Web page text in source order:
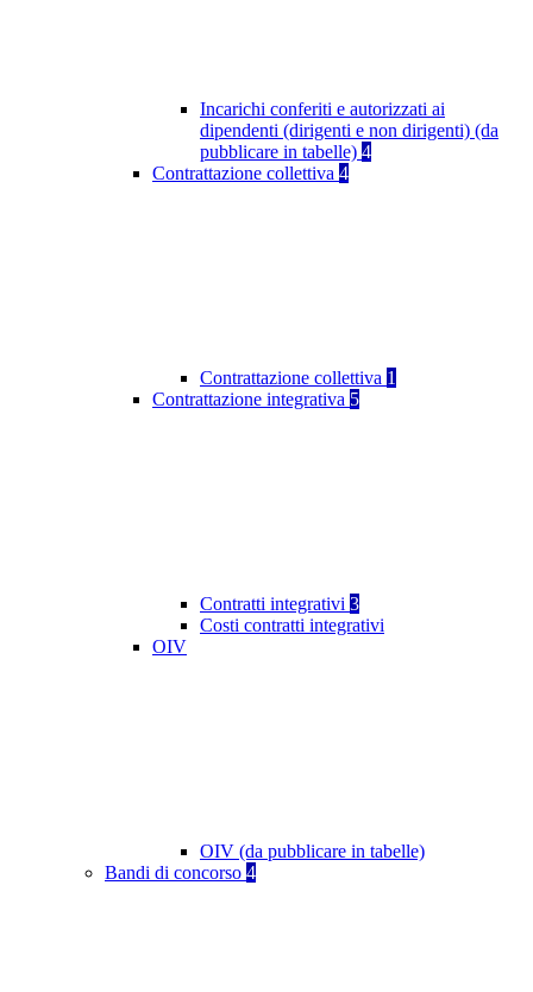
Incarichi conferiti e autorizzati ai
dipendenti (dirigenti e non dirigenti) (da
pubblicare in tabelle) 4
Contrattazione collettiva 4
Contrattazione collettiva 1
Contrattazione integrativa 5
Contratti integrativi 3
Costi contratti integrativi
OIV
OIV (da pubblicare in tabelle)
Bandi di concorso 4